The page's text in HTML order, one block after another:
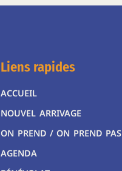
Liens rapides
ACCUEIL
NOUVEL ARRIVAGE
ON PREND / ON PREND PAS
AGENDA